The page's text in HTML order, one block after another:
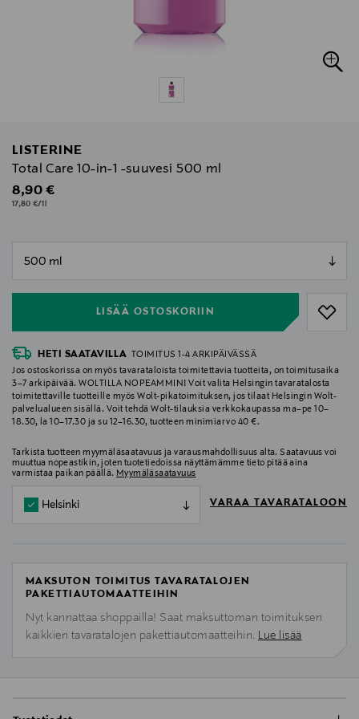
LISTERINE
Total Care 10-in-1 -suuvesi 500 ml
Original Price
8,90 €
17,80 €/1l
LISÄÄ OSTOSKORIIN
HETI SAATAVILLA
TOIMITUS 1-4 ARKIPÄIVÄSSÄ
Jos ostoskorissa on myös tavarataloista toimitettavia tuotteita, on toimitusaika
3–7 arkipäivää. WOLTILLA NOPEAMMIN! Voit valita Helsingin tavaratalosta
toimitettaville tuotteille myös Wolt-pikatoimituksen, jos tilaat Helsingin Wolt-
palvelualueen sisällä. Voit tehdä Wolt-tilauksia verkkokaupassa ma–pe 10–
18.30, la 10–17.30 ja su 12–16.30, tuotteen minimiarvo 40 €.
Tarkista tuotteen myymäläsaatavuus ja varausmahdollisuus alta. Saatavuus voi
muuttua nopeastikin, joten tuotetiedoissa näyttämämme tieto pitää aina
varmistaa paikan päällä. Myymäläsaatavuus
Helsinki VARAA TAVARATALOON
MAKSUTON TOIMITUS TAVARATALOJEN
PAKETTIAUTOMAATTEIHIN
Nyt kannattaa shoppailla! Saat maksuttoman toimituksen
kaikkien tavaratalojen pakettiautomaatteihin. Lue lisää